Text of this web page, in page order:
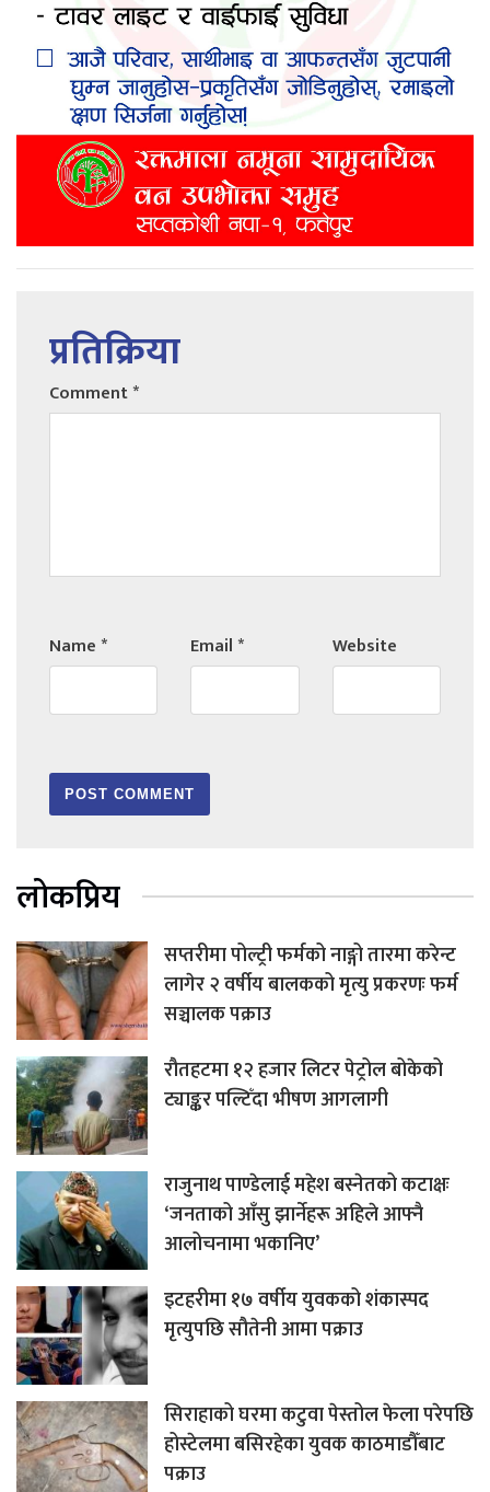
प्रतिक्रिया
Comment*
Name* Email* Website
लोकप्रिय
सप्तरीमा पोल्ट्री फर्मको नाङ्गो तारमा करेन्ट
लागेर २ वर्षीय बालकको मृत्यु प्रकरणः फर्म
सञ्चालक पक्राउ
रौतहटमा १२ हजार लिटर पेट्रोल बोकेको
ट्याङ्कर पल्टिँदा भीषण आगलागी
राजुनाथ पाण्डेलाई महेश बस्नेतको कटाक्षः
‘जनताको आँसु झार्नेहरू अहिले आफ्नै
आलोचनामा भकानिए’
इटहरीमा १७ वर्षीय युवकको शंकास्पद
मृत्युपछि सौतेनी आमा पक्राउ
सिराहाको घरमा कटुवा पेस्तोल फेला परेपछि
होस्टेलमा बसिरहेका युवक काठमाडौँबाट
पक्राउ